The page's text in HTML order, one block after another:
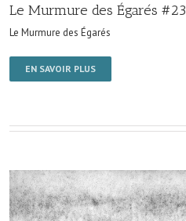
Le Murmure des Égarés #23
Le Murmure des Égarés
EN SAVOIR PLUS